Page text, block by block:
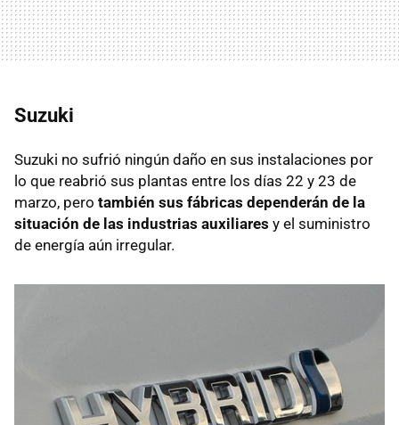
Suzuki
Suzuki no sufrió ningún daño en sus instalaciones por
lo que reabrió sus plantas entre los días 22 y 23 de
marzo, pero también sus fábricas dependerán de la
situación de las industrias auxiliares y el suministro
de energía aún irregular.